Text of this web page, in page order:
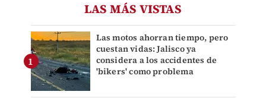
LAS MÁS VISTAS
Las motos ahorran tiempo, pero
cuestan vidas: Jalisco ya
considera a los accidentes de
'bikers' como problema